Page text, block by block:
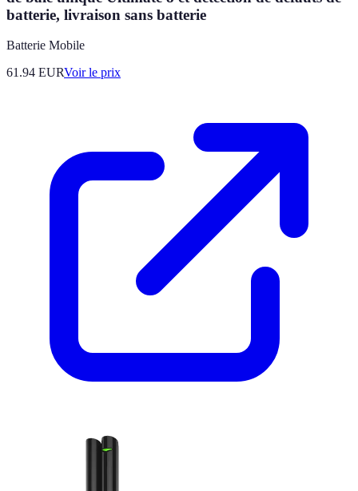
batterie, livraison sans batterie
Batterie Mobile
61.94 EURVoir le prix